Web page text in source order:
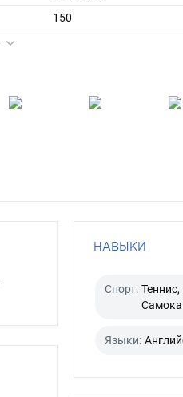
150
НАВЫКИ
Спорт:
Языки: